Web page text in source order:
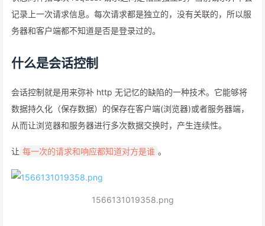
记录上一次请求信息。每次请求都是独立的，没有关联的，所以服
务器和客户端都不知道是否是登录过的。
什么是会话控制
会话控制就是用来弥补 http 无记忆的缺陷的一种技术。它能够将
数据持久化（保存数据）的保存在客户端(浏览器)或者服务器端，
从而让浏览器和服务器进行多次数据交换时，产生连续性。
让 每一次的请求和响应都知道对方是谁 。
1566131019358.png